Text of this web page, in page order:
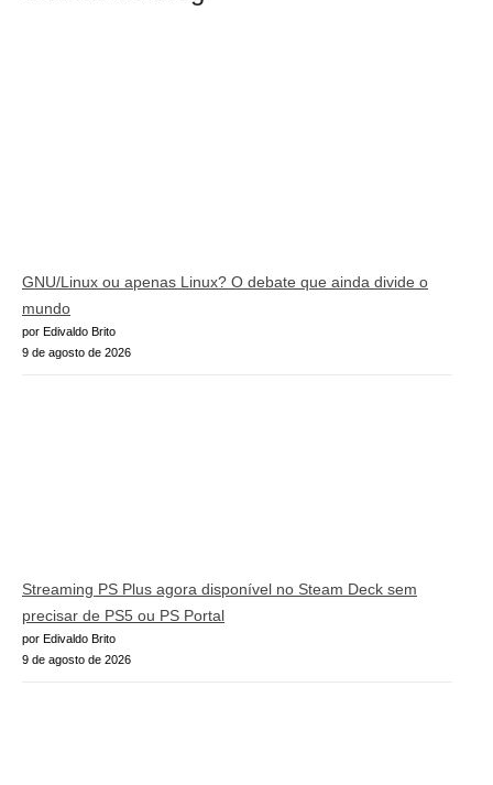
GNU/Linux ou apenas Linux? O debate que ainda divide o
mundo
por Edivaldo Brito
9 de agosto de 2026
Streaming PS Plus agora disponível no Steam Deck sem
precisar de PS5 ou PS Portal
por Edivaldo Brito
9 de agosto de 2026